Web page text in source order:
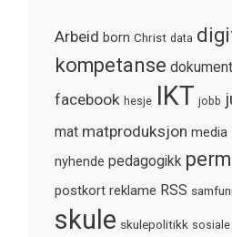
Arbeid born Christ data
kompetanse
facebook hesje IKT jobb
mat matproduksjon media
nyhende pedagogikk
postkort reklame RSS
skule skulepolitikk sosiale